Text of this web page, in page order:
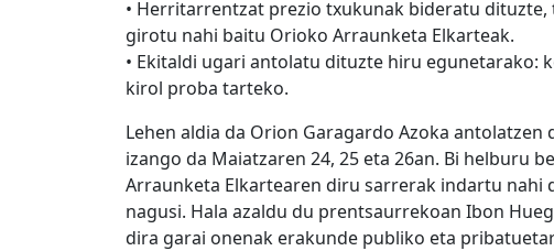
• Herritarrentzat prezio txukunak bideratu
girotu nahi baitu Orioko Arraunketa Elkarteak.
• Ekitaldi ugari antolatu dituzte hiru egunetarako:
kirol proba tarteko.
Lehen aldia da Orion Garagardo Azoka
izango da Maiatzaren 24, 25 eta 26an. Bi helburu
Arraunketa Elkartearen diru sarrerak indartu nahi
nagusi. Hala azaldu du prentsaurrekoan Ibon
dira garai onenak erakunde publiko eta